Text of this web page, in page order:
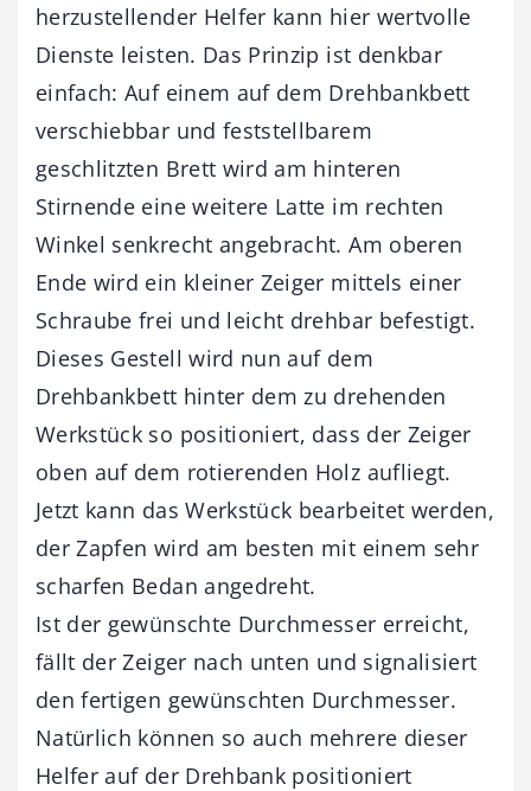
herzustellender Helfer kann hier wertvolle
Dienste leisten. Das Prinzip ist denkbar
einfach: Auf einem auf dem Drehbankbett
verschiebbar und feststellbarem
geschlitzten Brett wird am hinteren
Stirnende eine weitere Latte im rechten
Winkel senkrecht angebracht. Am oberen
Ende wird ein kleiner Zeiger mittels einer
Schraube frei und leicht drehbar befestigt.
Dieses Gestell wird nun auf dem
Drehbankbett hinter dem zu drehenden
Werkstück so positioniert, dass der Zeiger
oben auf dem rotierenden Holz aufliegt.
Jetzt kann das Werkstück bearbeitet werden,
der Zapfen wird am besten mit einem sehr
scharfen Bedan angedreht.
Ist der gewünschte Durchmesser erreicht,
fällt der Zeiger nach unten und signalisiert
den fertigen gewünschten Durchmesser.
Natürlich können so auch mehrere dieser
Helfer auf der Drehbank positioniert